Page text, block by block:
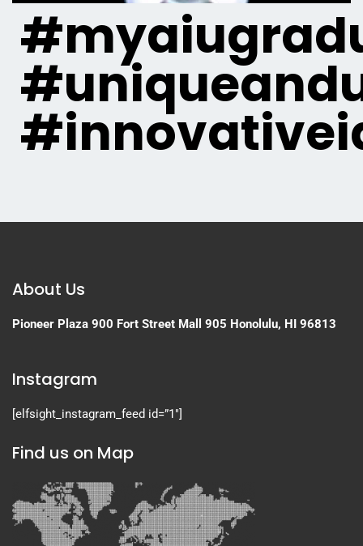
About Us
Pioneer Plaza 900 Fort Street Mall 905 Honolulu, HI 96813
Instagram
[elfsight_instagram_feed id=”1″]
Find us on Map